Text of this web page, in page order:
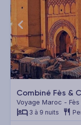
Combiné Fès &
Voyage Maroc -
3 à 9 nuits